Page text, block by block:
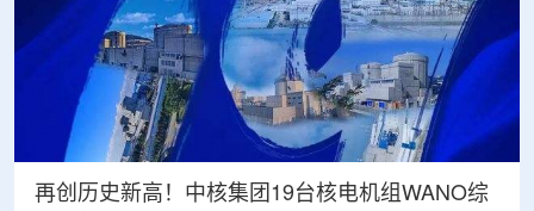
再创历史新高！中核集团19台核电机组WANO综